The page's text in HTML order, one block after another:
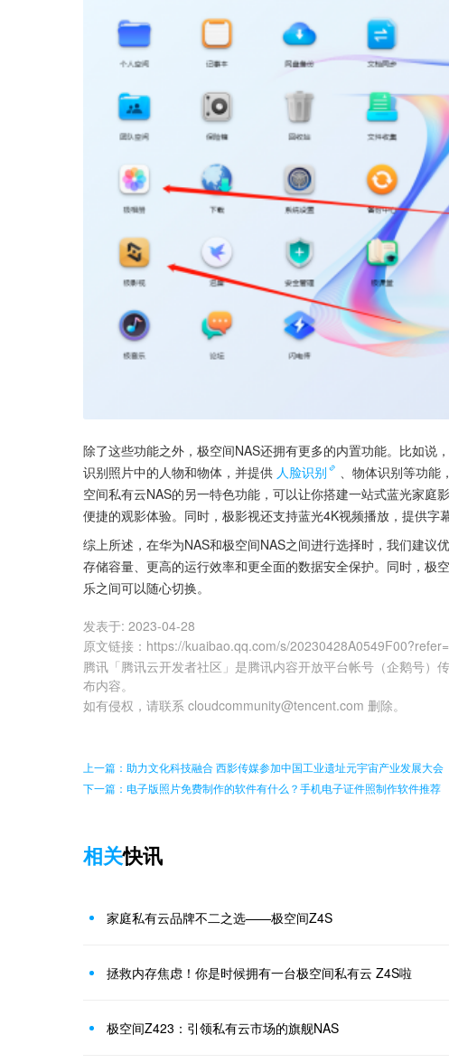
除了这些功能之外，极空间NAS还拥有更多的内置功能。比如说
识别照片中的人物和物体，并提供 人脸识别
、物体识别等功能
空间私有云NAS的另一特色功能，可以让你搭建一站式蓝光家
便捷的观影体验。同时，极影视还支持蓝光4K视频播放，提供字
综上所述，在华为NAS和极空间NAS之间进行选择时，我们建议
存储容量、更高的运行效率和更全面的数据安全保护。同时，极
乐之间可以随心切换。
发表于: 2023-04-28
原文链接 ： https://kuaibao.qq.com/s/
腾讯「腾讯云开发者社区」是腾讯内容开放平台帐号（企鹅号）
布内容。
如有侵权，请联系 cloudcommunity@tencent.com 删除。
上一篇：助力文化科技融合 西影传媒参加中国工业遗址元宇宙产业发展大会
下一篇：电子版照片免费制作的软件有什么？手机电子证件照制作软件推荐
相关快讯
家庭私有云品牌不二之选——极空间Z4S
拯救内存焦虑！你是时候拥有一台极空间私有云 Z4S啦
极空间Z423：引领私有云市场的旗舰NAS